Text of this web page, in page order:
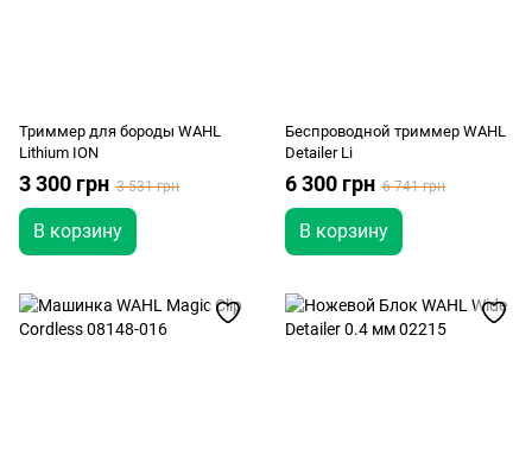
Триммер для бороды WAHL
Lithium ION
3 300 грн 3 531 грн
В корзину
Беспроводной триммер WAHL
Detailer Li
6 300 грн 6 741 грн
В корзину